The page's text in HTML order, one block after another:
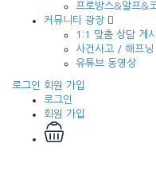
프로방스&알프&
커뮤니티 광장
1:1 맞춤 상담 게
사건사고 / 해프닝
유튜브 동영상
로그인 회원 가입
로그인
회원 가입